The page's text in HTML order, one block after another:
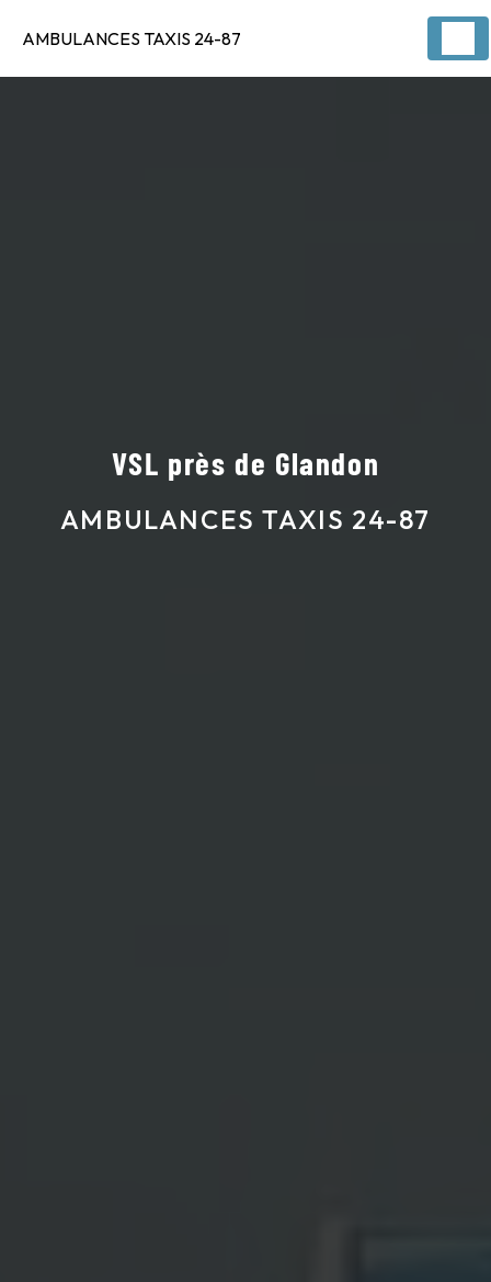
AMBULANCES TAXIS 24-87
VSL près de Glandon
AMBULANCES TAXIS 24-87